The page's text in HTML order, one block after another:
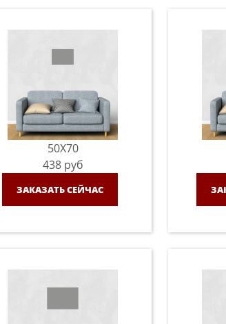
50X70
438 руб
ЗАКАЗАТЬ СЕЙЧАС